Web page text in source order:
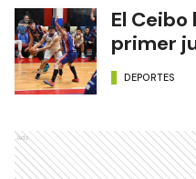
El
primer
DEPORTES
Ads